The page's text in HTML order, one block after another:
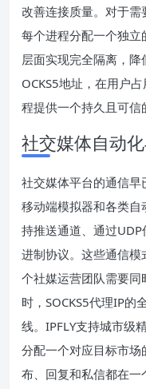
改善连接质量。对于
每个进程分配一个独立
层面实现完全隔离，降
OCKS5地址，在用户
程提供一个持久且可信
社交媒体自动
社交媒体平台的通信早
移动端模拟器和各类
持推送通道、通过
进制协议。这些通信模
个社媒运营团队需要
时，SOCKS5代理IP的
线。IPFLY支持城市级
分配一个对应目标市场
布、回复和私信都在